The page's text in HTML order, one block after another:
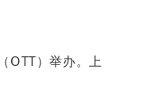
OTT）举办。上